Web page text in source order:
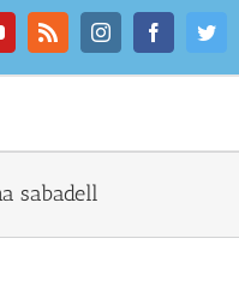
Rss InstagramFacebook
sabadell